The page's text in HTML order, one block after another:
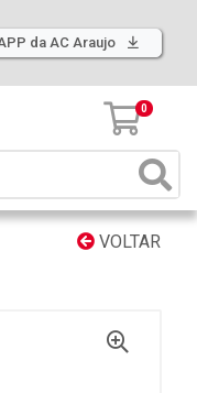
da AC Araujo
0
VOLTAR